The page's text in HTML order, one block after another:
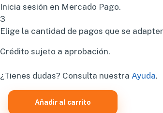
Inicia sesión en Mercado Pago.
3
Elige la cantidad de pagos que se
Crédito sujeto a aprobación.
¿Tienes dudas? Consulta nuestra Ayuda.
CAJA
HOJA
Añadir al carrito